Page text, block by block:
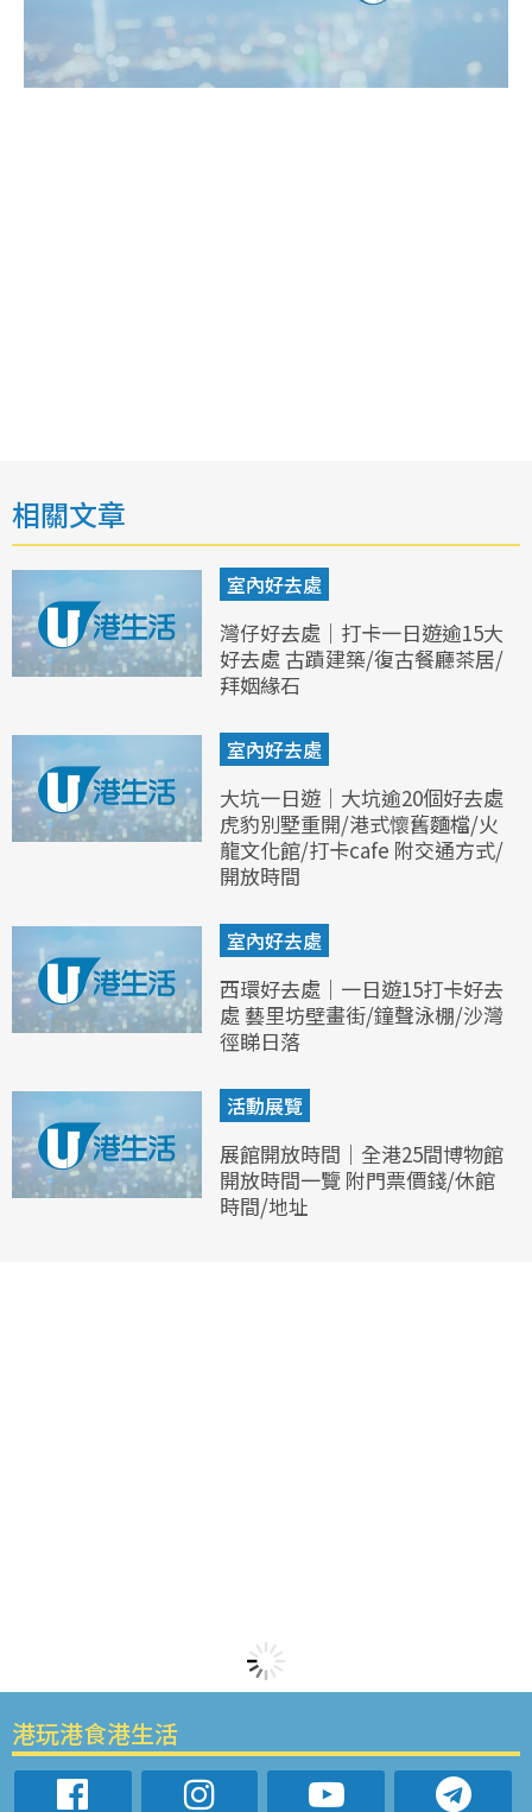
相關文章
室內好去處
灣仔好去處｜打卡一日遊逾15大
好去處 古蹟建築/復古餐廳茶居/
拜姻緣石
室內好去處
大坑一日遊｜大坑逾20個好去處
虎豹別墅重開/港式懷舊麵檔/火
龍文化館/打卡cafe 附交通方式/
開放時間
室內好去處
西環好去處｜一日遊15打卡好去
處 藝里坊壁畫街/鐘聲泳棚/沙灣
徑睇日落
活動展覽
展館開放時間｜全港25間博物館
開放時間一覽 附門票價錢/休館
時間/地址
港玩港食港生活